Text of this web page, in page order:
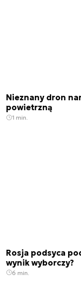
Nieznany dron
powietrzną
1 min.
Rosja podsyca
wynik wyborczy?
6 min.